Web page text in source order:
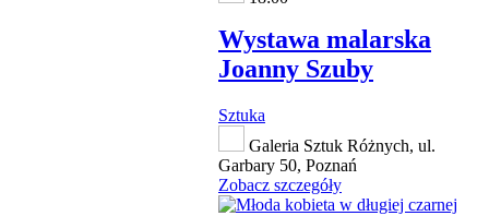
Wystawa malarska
Joanny Szuby
Sztuka
Galeria Sztuk Różnych, ul.
Garbary 50, Poznań
Zobacz szczegóły